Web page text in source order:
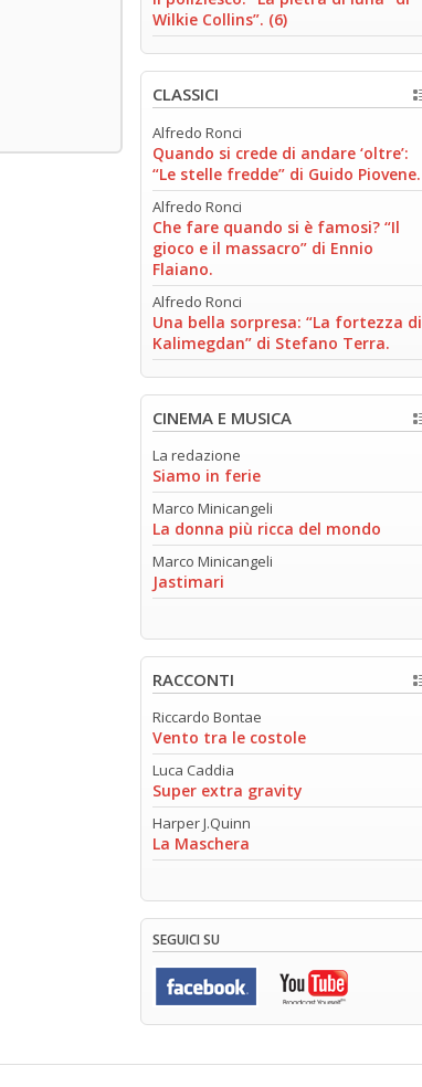
Wilkie Collins”. (6)
CLASSICI
Alfredo Ronci
Quando si crede di andare ‘oltre’:
“Le stelle fredde” di Guido Piovene.
Alfredo Ronci
Che fare quando si è famosi? “Il
gioco e il massacro” di Ennio
Flaiano.
Alfredo Ronci
Una bella sorpresa: “La fortezza di
Kalimegdan” di Stefano Terra.
CINEMA E MUSICA
La redazione
Siamo in ferie
Marco Minicangeli
La donna più ricca del mondo
Marco Minicangeli
Jastimari
RACCONTI
Riccardo Bontae
Vento tra le costole
Luca Caddia
Super extra gravity
Harper J.Quinn
La Maschera
SEGUICI SU